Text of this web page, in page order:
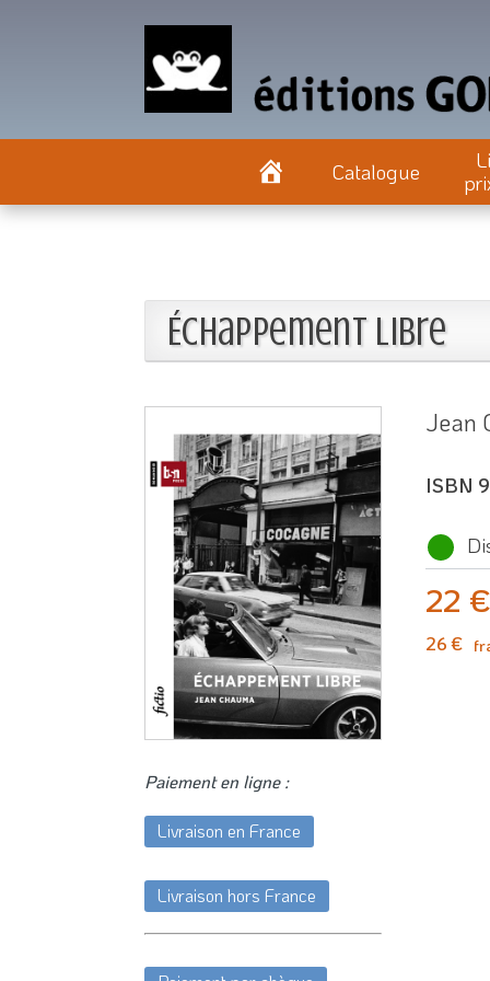
Catalogue
Échappement libre
Paiement en ligne :
Livraison en France
Livraison hors France
Jean
ISBN
22 €
26 €